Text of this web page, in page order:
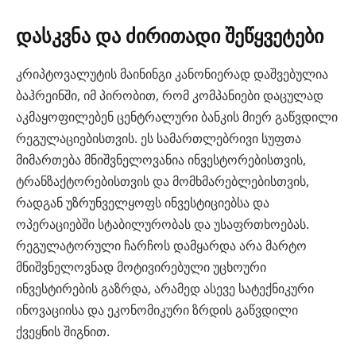
დასკვნა და ძირითადი შეწყვეტები
კრიპტოვალუტის მაინინგი კანონიერად დაშვებულია
ბაჰრეინში, იმ პირობით, რომ კომპანიები დაცულად
აკმაყოფილებენ ცენტრალური ბანკის მიერ გაწვდილი
რეგულაციებისთვის. ეს სამართლებრივი სუფთა
მიმართება მნიშვნელოვანია ინვესტორებისთვის,
ტრანზაქტორებისთვის და მომხმარებლებისთვის,
რადგან უზრუნველყოფს ინვესტიციებსა და
ოპერაციებში სტაბილურობას და უსაფრთხოებას.
რეგულატორული ჩარჩოს დამყარდა არა მარტო
მნიშვნელოვნად მოტივირებული უცხოური
ინვესტირების გაზრდა, არამედ ასევე სატექნიკური
ინოვაციისა და ეკონომიკური ზრდის გაწვდილი
ქვეყნის შიგნით.